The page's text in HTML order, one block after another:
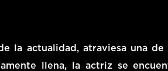
la actualidad, atraviesa una de
llena, la actriz se